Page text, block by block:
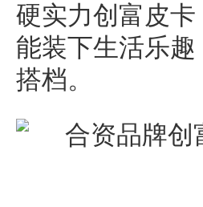
硬实力创富皮
能装下生活乐
搭档。